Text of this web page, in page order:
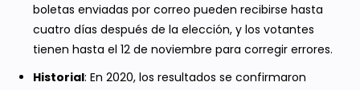
boletas enviadas por correo pueden recibirse hasta
cuatro días después de la elección, y los votantes
tienen hasta el 12 de noviembre para corregir errores.
Historial: En 2020, los resultados se confirmaron